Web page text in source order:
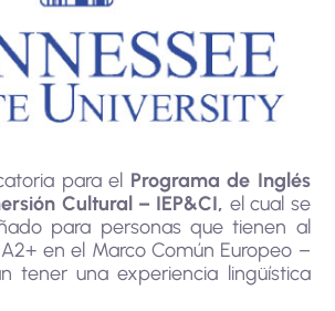
para el Programa de Inglés
Cultural – IEP&CI, el cual se
para personas que tienen al
en el Marco Común Europeo –
tener una experiencia lingüística